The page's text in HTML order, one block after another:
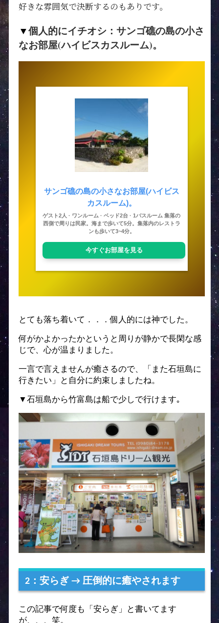
好きな雰囲気で決断するのもありです。
▼ 個人的にイチオシ：サンゴ礁の島の小さ
なお部屋(ハイビスカスルーム)。
サンゴ礁の島の小さなお部屋(ハイビス
カスルーム)。
ゲスト2人 · ワンルーム · ベッド2台 · 1バスルーム 集落の
西側で周りは民家。海まで歩いて5分。集落内のレストラ
ンも歩いて3~4分。
今すぐお部屋を見る
とても落ち着いて．．．個人的には神でした。
何がかよかったかというと周りが静かで長閑な感
じで、心が温まりました。
一言で言えませんが癒さるので、「また石垣島に
行きたい」と自分に約束しましたね。
▼石垣島から竹富島は船で少しで行けます｡
2：安らぎ → 圧倒的に癒やされます
この記事で何度も「安らぎ」と書いてます
が、、、笑。